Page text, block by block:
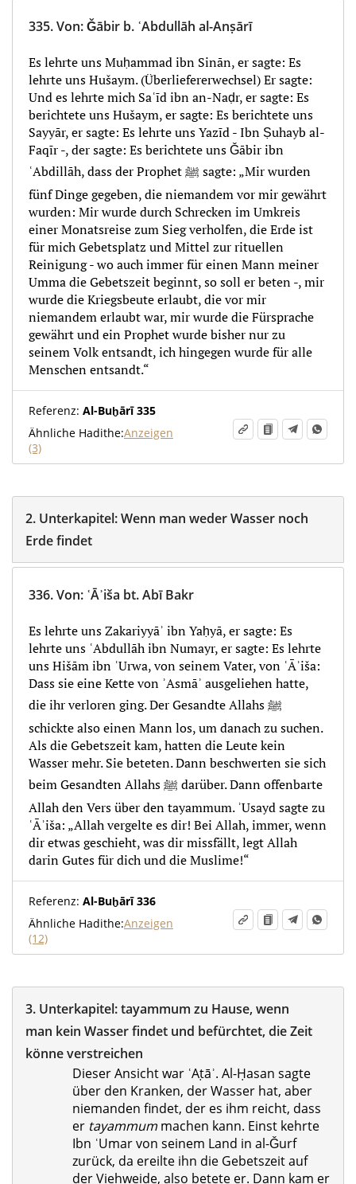
335.Von:Ǧābir b. ʿAbdullāh al-Anṣārī
Es lehrte uns Muḥammad ibn Sinān, er sagte: Es
lehrte uns Hušaym. (Überliefererwechsel) Er sagte:
Und es lehrte mich Saʿīd ibn an-Naḍr, er sagte: Es
berichtete uns Hušaym, er sagte: Es berichtete uns
Sayyār, er sagte: Es lehrte uns Yazīd - Ibn Ṣuhayb al-
Faqīr -, der sagte: Es berichtete uns Ǧābir ibn
ʿAbdillāh, dass der Prophet ﷺ sagte: „Mir wurden
fünf Dinge gegeben, die niemandem vor mir gewährt
wurden: Mir wurde durch Schrecken im Umkreis
einer Monatsreise zum Sieg verholfen, die Erde ist
für mich Gebetsplatz und Mittel zur rituellen
Reinigung - wo auch immer für einen Mann meiner
Umma die Gebetszeit beginnt, so soll er beten -, mir
wurde die Kriegsbeute erlaubt, die vor mir
niemandem erlaubt war, mir wurde die Fürsprache
gewährt und ein Prophet wurde bisher nur zu
seinem Volk entsandt, ich hingegen wurde für alle
Menschen entsandt.“
Referenz: Al-Buḫārī 335
Ähnliche Hadithe:Anzeigen
(3)
2. Unterkapitel:Wenn man weder Wasser noch
Erde findet
336.Von: ʿĀʾiša bt. Abī Bakr
Es lehrte uns Zakariyyāʾ ibn Yaḥyā, er sagte: Es
lehrte uns ʿAbdullāh ibn Numayr, er sagte: Es lehrte
uns Hišām ibn ʿUrwa, von seinem Vater, von ʿĀʾiša:
Dass sie eine Kette von ʾAsmāʾ ausgeliehen hatte,
die ihr verloren ging. Der Gesandte Allahs ﷺ
schickte also einen Mann los, um danach zu suchen.
Als die Gebetszeit kam, hatten die Leute kein
Wasser mehr. Sie beteten. Dann beschwerten sie sich
beim Gesandten Allahs ﷺ darüber. Dann offenbarte
Allah den Vers über den tayammum. ʾUsayd sagte zu
ʿĀʾiša: „Allah vergelte es dir! Bei Allah, immer, wenn
dir etwas geschieht, was dir missfällt, legt Allah
darin Gutes für dich und die Muslime!“
Referenz: Al-Buḫārī 336
Ähnliche Hadithe:Anzeigen
(12)
3. Unterkapitel:tayammum zu Hause, wenn
man kein Wasser findet und befürchtet, die Zeit
könne verstreichen
Dieser Ansicht war ʿAṭāʾ. Al-Ḥasan sagte
über den Kranken, der Wasser hat, aber
niemanden findet, der es ihm reicht, dass
er tayammummachen kann. Einst kehrte
Ibn ʿUmar von seinem Land in al-Ǧurf
zurück, da ereilte ihn die Gebetszeit auf
der Viehweide, also betete er. Dann kam er